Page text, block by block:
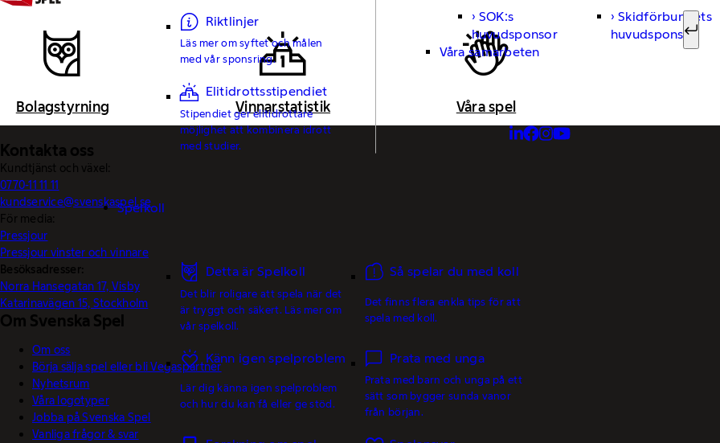
Riktlinjer
Läs mer om syftet och målen
med vår sponsring.
Elitidrottsstipendiet
Stipendiet ger elitidrottare
möjlighet att kombinera idrott
med studier.
SOK:s
huvudsponsor
Skidförbundets
huvudsponsor
Våra samarbeten
Spelkoll
Detta är Spelkoll
Det blir roligare att spela när det
är tryggt och säkert. Läs mer om
vår spelkoll.
Så spelar du med koll
Det finns flera enkla tips för att
spela med koll.
Känn igen spelproblem
Lär dig känna igen spelproblem
och hur du kan få eller ge stöd.
Prata med unga
Prata med barn och unga på ett
sätt som bygger sunda vanor
från början.
Bolagstyrning Vinnarstatistik Våra spel
Kontakta oss
Kundtjänst och växel:
0770-11 11 11
kundservice@svenskaspel.se
För media:
Pressjour
Pressjour vinster och vinnare
Besöksadresser:
Norra Hansegatan 17, Visby
Katarinavägen 15, Stockholm
Om Svenska Spel
Om oss
Börja sälja spel eller bli Vegaspartner
Nyhetsrum
Våra logotyper
Jobba på Svenska Spel
Vanliga frågor & svar